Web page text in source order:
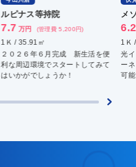
ルピナス等持院
7.7 万円 (管理費 5,200円)
1Ｋ / 35.91㎡
２０２６年６月完成 新生活を便
利な周辺環境でスタートしてみて
はいかがでしょうか！
メ
6.2
1Ｋ
光
ー
可